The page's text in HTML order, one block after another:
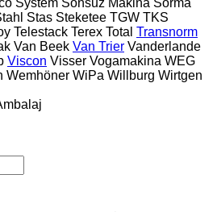
Stas Steketee TGW TKS
Telestack Terex Total Transnorm
Van Beek Van Trier Vanderlande
Viscon Visser Vogamakina WEG
Wemhöner WiPa Willburg Wirtgen